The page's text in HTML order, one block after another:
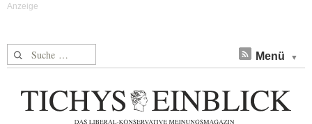
Suche nach: Menü